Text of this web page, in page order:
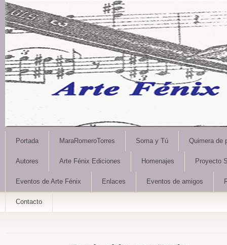
Portada MaraRomeroTorres Soma y Tú Quimera de
Autores Arte Fénix Ediciones Homenajes Proyecto
Eventos de Arte Fénix Enlaces Eventos de amigos
Contacto